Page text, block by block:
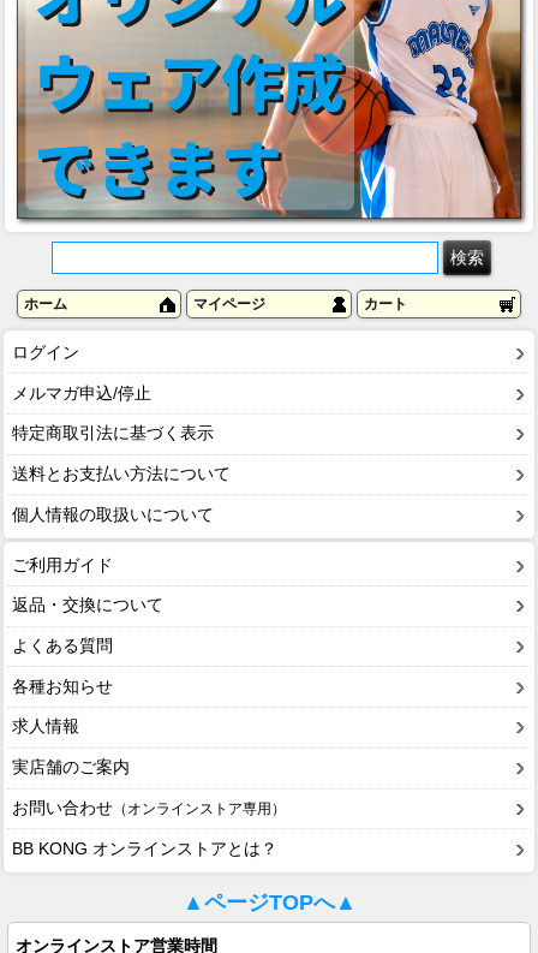
ホーム マイページ カート
ログイン
メルマガ申込/停止
特定商取引法に基づく表示
送料とお支払い方法について
個人情報の取扱いについて
ご利用ガイド
返品・交換について
よくある質問
各種お知らせ
求人情報
実店舗のご案内
お問い合わせ （オンラインストア専用）
BB KONG オンラインストアとは？
▲ページTOPへ▲
オンラインストア営業時間